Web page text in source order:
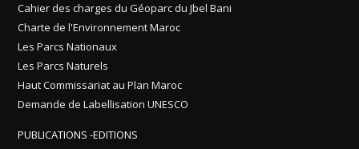
Cahier des charges du Géoparc du Jbel Bani
Charte de l'Environnement Maroc
Les Parcs Nationaux
Les Parcs Naturels
Haut Commissariat au Plan Maroc
Demande de Labellisation UNESCO
PUBLICATIONS -EDITIONS